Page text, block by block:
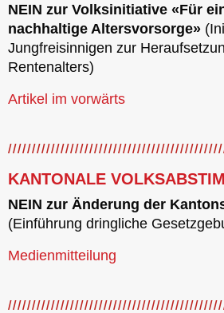
NEIN zur Volksinitiative «Für
nachhaltige Altersvorsorge»
Jungfreisinnigen zur
Rentenalters)
Artikel im vorwärts
KANTONALE
NEIN zur Änderung der
(Einführung dringliche
Medienmitteilung